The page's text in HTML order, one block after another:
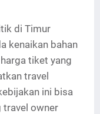
di Timur
kenaikan bahan
tiket yang
travel
ini bisa
travel owner